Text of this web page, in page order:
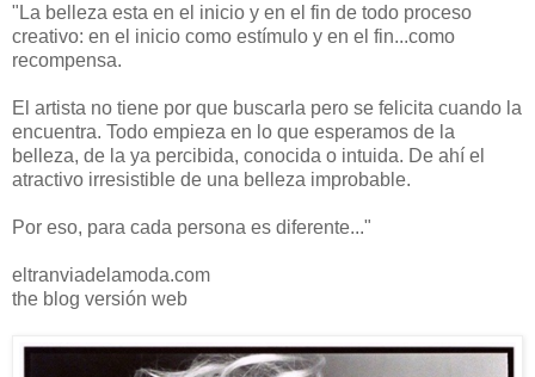
"La belleza esta en el inicio y en el fin de todo proceso
creativo: en el inicio como estímulo y en el fin...como
recompensa.
El artista no tiene por que buscarla pero se felicita cuando la
encuentra. Todo empieza en lo que esperamos de la
belleza, de la ya percibida, conocida o intuida. De ahí el
atractivo irresistible de una belleza improbable.
Por eso, para cada persona es diferente..."
eltranviadelamoda.com
the blog versión web